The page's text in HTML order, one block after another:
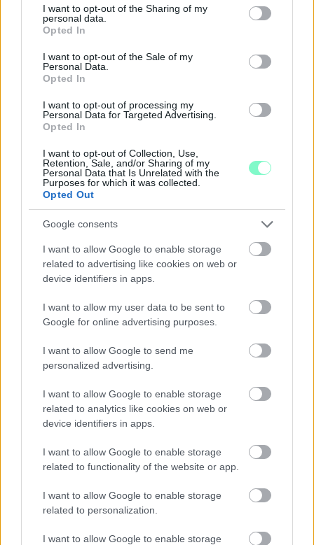
not limited to your visit or usage behaviour. You may click to
grant or deny consent to Google and its third-party tags to
use your data for below specified purposes in below Google
consent section.
I want to opt-out of the Sharing of my
personal data.
Opted In
I want to opt-out of the Sale of my
Personal Data.
Opted In
I want to opt-out of processing my
Personal Data for Targeted Advertising.
Opted In
I want to opt-out of Collection, Use,
Retention, Sale, and/or Sharing of my
Personal Data that Is Unrelated with the
Purposes for which it was collected.
Opted Out
Google consents
I want to allow Google to enable storage
related to advertising like cookies on web or
device identifiers in apps.
I want to allow my user data to be sent to
Google for online advertising purposes.
I want to allow Google to send me
personalized advertising.
I want to allow Google to enable storage
related to analytics like cookies on web or
device identifiers in apps.
I want to allow Google to enable storage
related to functionality of the website or app.
I want to allow Google to enable storage
related to personalization.
I want to allow Google to enable storage
Szólj hozzá!
MAGYAR PÉTER: 868 MILLIÁRD FORINTOS
BERUHÁZÁSI CSOMAGGAL ERŐSÍTIK
MAGYARORSZÁG ENERGIAELLÁTÁSÁT, MIKÖZBEN
TOVÁBBRA IS KRITIKUS NAPOK ELÉ NÉZ AZ ORSZÁG
Átfogó energetikai fejlesztési programot fogadott el a
kormány.